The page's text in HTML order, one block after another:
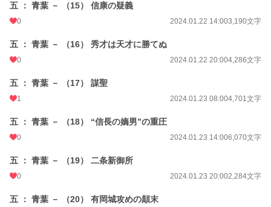
五 ： 青葉 － （15） 信康の疑義
0 2024.01.22 14:003,190文字
五 ： 青葉 － （16） 秀才は天才に勝てぬ
0 2024.01.22 20:004,286文字
五 ： 青葉 － （17） 謀聖
1 2024.01.23 08:004,701文字
五 ： 青葉 － （18） “信長の嫡男”の重圧
0 2024.01.23 14:006,070文字
五 ： 青葉 － （19） 二条新御所
0 2024.01.23 20:002,284文字
五 ： 青葉 － （20） 有岡城攻めの顛末